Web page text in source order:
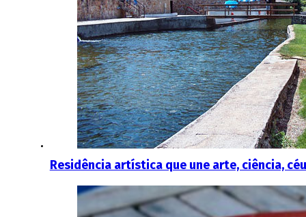
Residência artística que une arte, ciência,